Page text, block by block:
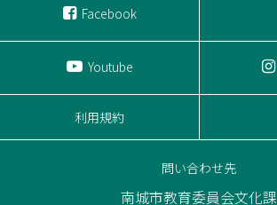
Facebook
Youtube
利用規約
問い合わせ先
南城市教育委員会文化課